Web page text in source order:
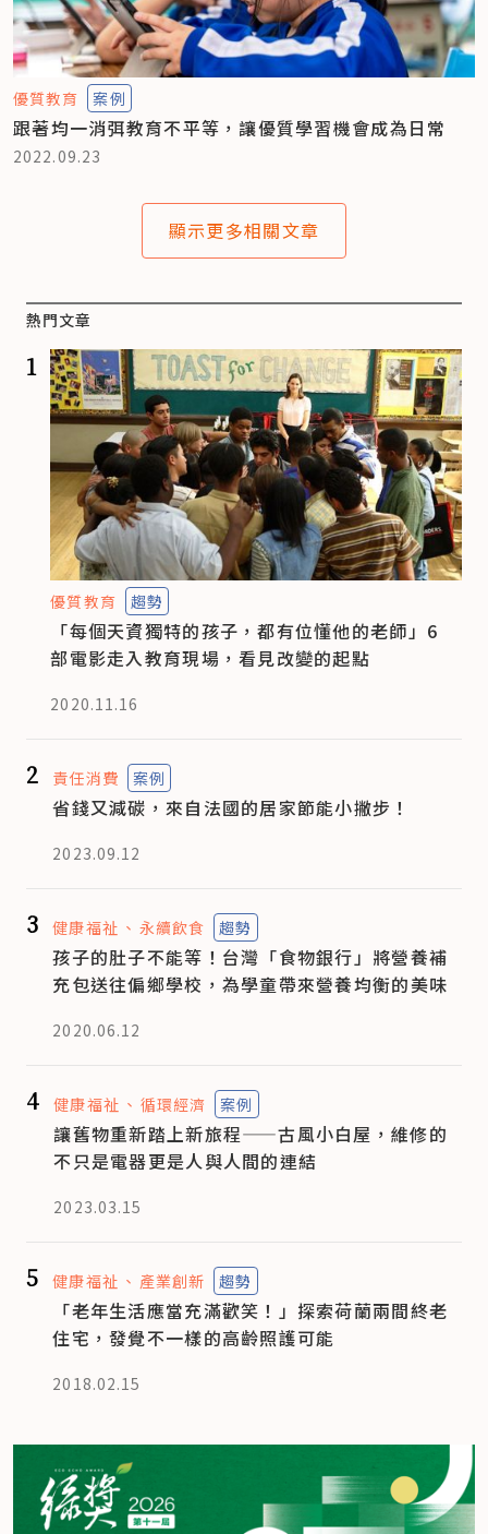
優質教育 案例
跟著均一消弭教育不平等，讓優質學習機會成為日常
2022.09.23
顯示更多相關文章
熱門文章
1
優質教育 趨勢
「每個天資獨特的孩子，都有位懂他的老師」6
部電影走入教育現場，看見改變的起點
2020.11.16
2 責任消費 案例
省錢又減碳，來自法國的居家節能小撇步！
2023.09.12
3 健康福祉 永續飲食 趨勢
孩子的肚子不能等！台灣「食物銀行」將營養補
充包送往偏鄉學校，為學童帶來營養均衡的美味
2020.06.12
4 健康福祉 循環經濟 案例
讓舊物重新踏上新旅程——古風小白屋，維修的
不只是電器更是人與人間的連結
2023.03.15
5 健康福祉 產業創新 趨勢
「老年生活應當充滿歡笑！」探索荷蘭兩間終老
住宅，發覺不一樣的高齡照護可能
2018.02.15